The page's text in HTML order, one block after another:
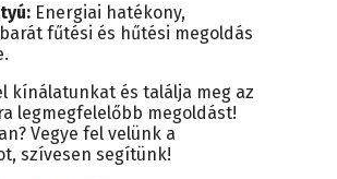
Energiai hatékony,
fűtési és hűtési megoldás
kínálatunkat és találja meg az
legmegfelelőbb megoldást!
Vegye fel velünk a
szívesen segítünk!